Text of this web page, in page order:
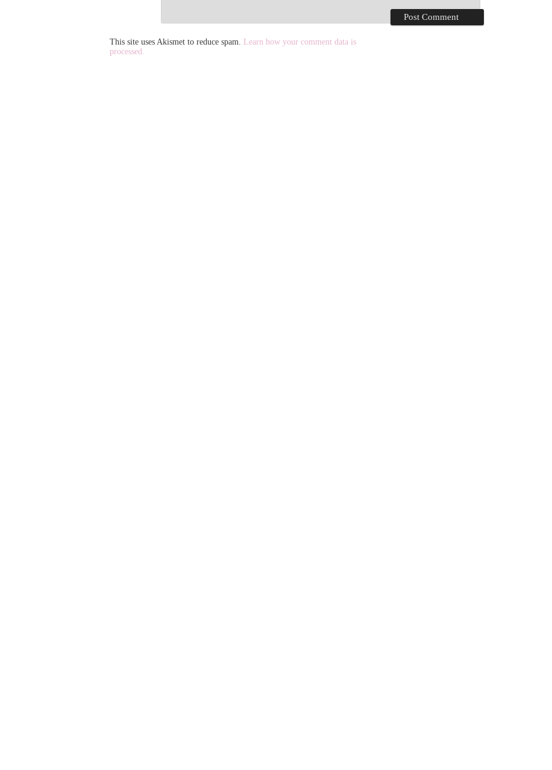
This site uses Akismet to reduce spam. Learn how your comment data is
processed.